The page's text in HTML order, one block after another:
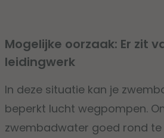
Mogelijke oorzaak: Er zit
leidingwerk
In deze situatie kan je
beperkt lucht wegpompen.
zwembadwater goed rond te